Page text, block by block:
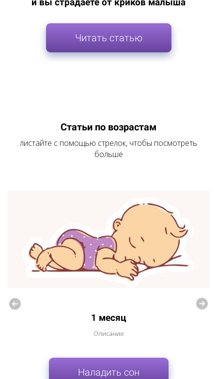
Читать статью
Статьи по возрастам
листайте с помощью стрелок, чтобы посмотреть
больше
1 месяц
Описание
Наладить сон